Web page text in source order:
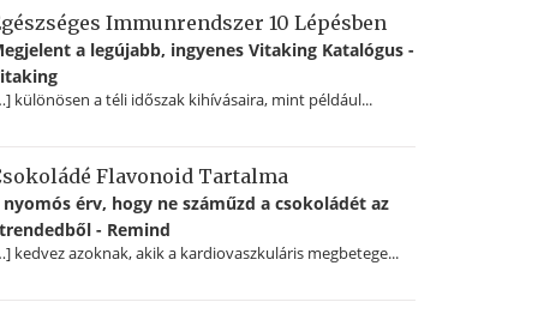
Immunrendszer 10 Lépésben
a legújabb, ingyenes Vitaking Katalógus -
különösen a téli időszak kihívásaira, mint például...
Flavonoid Tartalma
nyomós érv, hogy ne száműzd a csokoládét az
- Remind
kedvez azoknak, akik a kardiovaszkuláris megbetege...